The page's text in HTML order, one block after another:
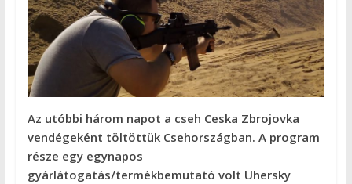
Az utóbbi három napot a cseh Ceska Zbrojovka
vendégeként töltöttük Csehországban. A program
része egy egynapos
gyárlátogatás/termékbemutató volt Uhersky